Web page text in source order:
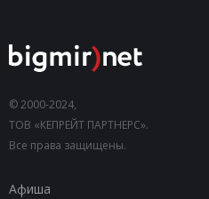
© 2000-2024,
ТОВ «КЕПРЕЙТ ПАРТНЕРС».
Все права защищены.
Афиша